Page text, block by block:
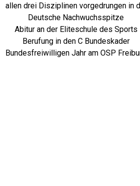
allen drei Disziplinen vorgedrungen in
Deutsche Nachwuchsspitze
Abitur an der Eliteschule des Sports
Berufung in den C Bundeskader
Bundesfreiwilligen Jahr am OSP